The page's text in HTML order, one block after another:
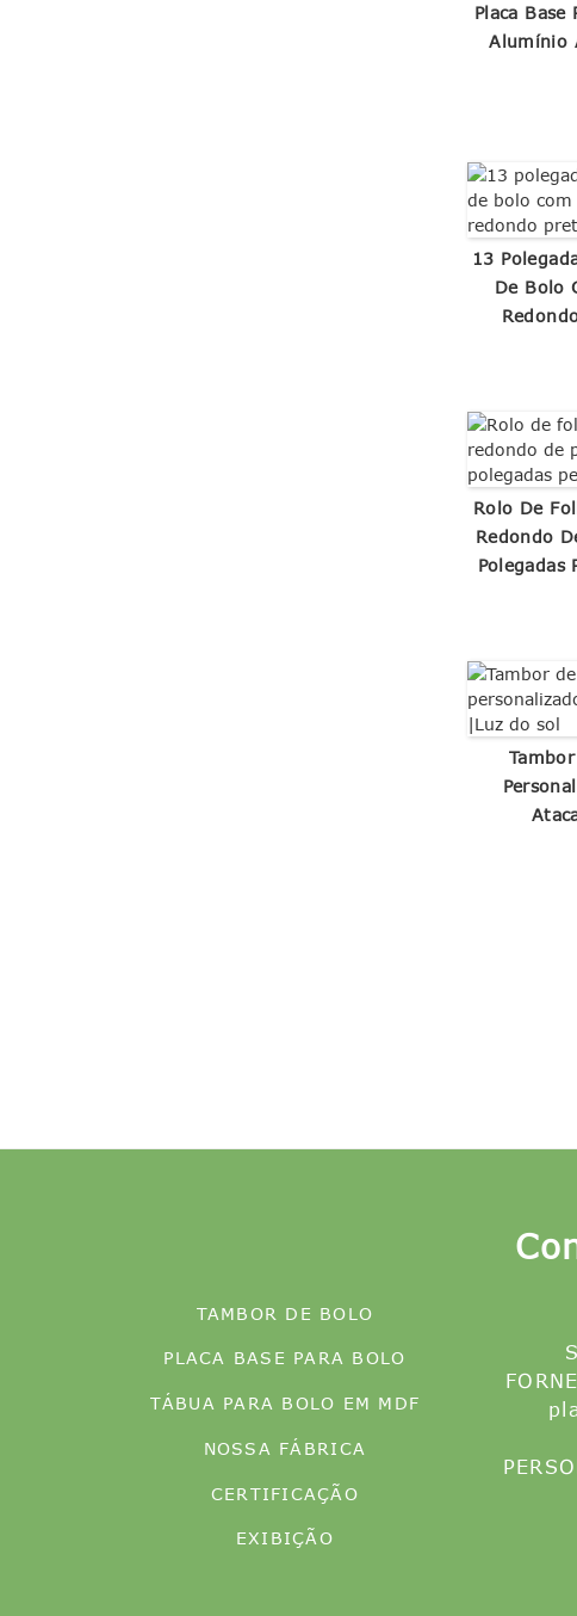
Placa Base
Alumínio
13
De Bolo
Rolo De
Redondo
Polegadas
TAMBOR DE BOLO
PLACA BASE PARA BOLO
TÁBUA PARA BOLO EM MDF
NOSSA FÁBRICA
CERTIFICAÇÃO
EXIBIÇÃO